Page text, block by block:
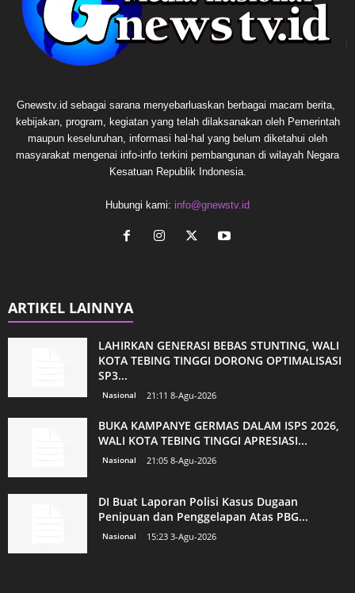
Gnewstv.id sebagai sarana menyebarluaskan berbagai macam berita,
kebijakan, program, kegiatan yang telah dilaksanakan oleh Pemerintah
maupun keseluruhan, informasi hal-hal yang belum diketahui oleh
masyarakat mengenai info-info terkini pembangunan di wilayah Negara
Kesatuan Republik Indonesia.
Hubungi kami: info@gnewstv.id
ARTIKEL LAINNYA
LAHIRKAN GENERASI BEBAS STUNTING, WALI
KOTA TEBING TINGGI DORONG OPTIMALISASI
SP3...
Nasional 21:11 8-Agu-2026
BUKA KAMPANYE GERMAS DALAM ISPS 2026,
WALI KOTA TEBING TINGGI APRESIASI...
Nasional 21:05 8-Agu-2026
DI Buat Laporan Polisi Kasus Dugaan
Penipuan dan Penggelapan Atas PBG...
Nasional 15:23 3-Agu-2026